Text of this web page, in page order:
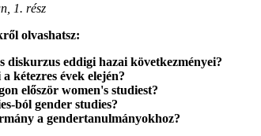
1. rész
olvashatsz:
diskurzus eddigi hazai következményei?
kétezres évek elején?
először women's studiest?
ból gender studies?
a gendertanulmányokhoz?